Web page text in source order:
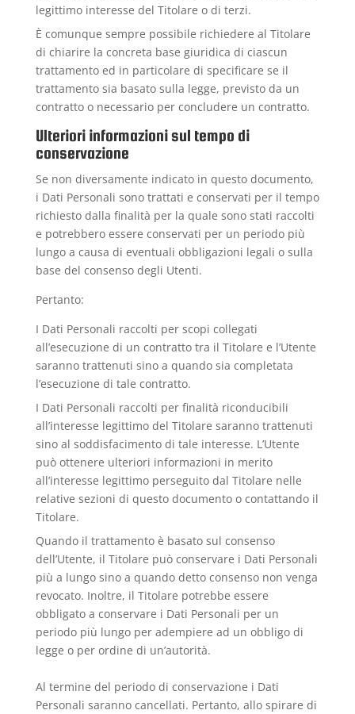
legittimo interesse del Titolare o di terzi.
È comunque sempre possibile richiedere al Titolare
di chiarire la concreta base giuridica di ciascun
trattamento ed in particolare di specificare se il
trattamento sia basato sulla legge, previsto da un
contratto o necessario per concludere un contratto.
Ulteriori informazioni sul tempo di
conservazione
Se non diversamente indicato in questo documento,
i Dati Personali sono trattati e conservati per il tempo
richiesto dalla finalità per la quale sono stati raccolti
e potrebbero essere conservati per un periodo più
lungo a causa di eventuali obbligazioni legali o sulla
base del consenso degli Utenti.
Pertanto:
I Dati Personali raccolti per scopi collegati
all’esecuzione di un contratto tra il Titolare e l’Utente
saranno trattenuti sino a quando sia completata
l’esecuzione di tale contratto.
I Dati Personali raccolti per finalità riconducibili
all’interesse legittimo del Titolare saranno trattenuti
sino al soddisfacimento di tale interesse. L’Utente
può ottenere ulteriori informazioni in merito
all’interesse legittimo perseguito dal Titolare nelle
relative sezioni di questo documento o contattando il
Titolare.
Quando il trattamento è basato sul consenso
dell’Utente, il Titolare può conservare i Dati Personali
più a lungo sino a quando detto consenso non venga
revocato. Inoltre, il Titolare potrebbe essere
obbligato a conservare i Dati Personali per un
periodo più lungo per adempiere ad un obbligo di
legge o per ordine di un’autorità.
Al termine del periodo di conservazione i Dati
Personali saranno cancellati. Pertanto, allo spirare di